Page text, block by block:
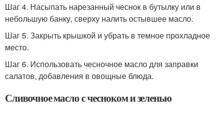
Шаг 4. Насыпать нарезанный чеснок в бутылку или в
небольшую банку, сверху налить остывшее масло.
Шаг 5. Закрыть крышкой и убрать в темное прохладное
место.
Шаг 6. Использовать чесночное масло для заправки
салатов, добавления в овощные блюда.
Сливочное масло с чесноком и зеленью